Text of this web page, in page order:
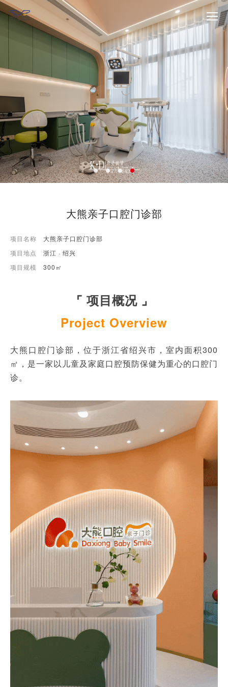
大熊亲子口腔门诊部
项目名称
大熊亲子口腔门诊部
项目地点
浙江 · 绍兴
项目规模
300㎡
⌜ 项目概况 ⌟
Project Overview
大熊口腔门诊部，位于浙江省绍兴市，室内面积300
㎡，是一家以儿童及家庭口腔预防保健为重心的口腔门
诊。